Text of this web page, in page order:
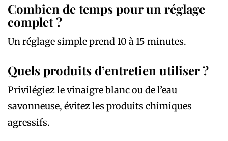
Combien de temps pour un réglage
complet ?
Un réglage simple prend 10 à 15 minutes.
Quels produits d’entretien utiliser ?
Privilégiez le vinaigre blanc ou de l’eau
savonneuse, évitez les produits chimiques
agressifs.